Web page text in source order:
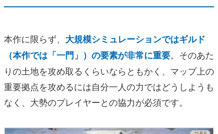
本作に限らず、 大規模シミュレーションではギルド
（本作では「一門」）の要素が非常に重要。そのあた
りの土地を攻め取るくらいならともかく、マップ上の
重要拠点を攻めるには自分一人の力ではどうしようも
なく、大勢のプレイヤーとの協力が必須です。